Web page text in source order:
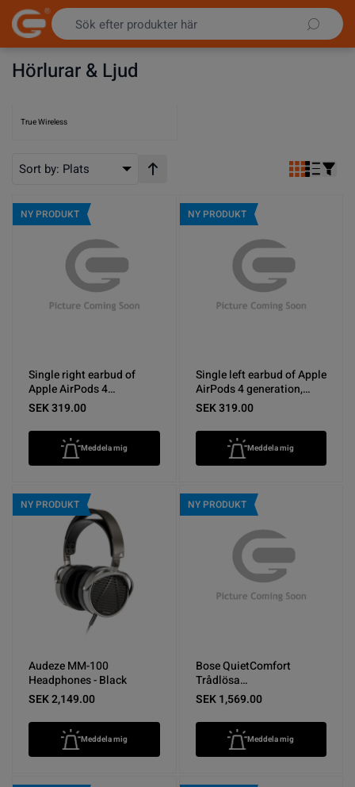
Hoppa till innehållet
Hörlurar & Ljud
True Wireless
Sort by: Plats Stigande ordning
NY PRODUKT
Single right earbud of
Apple AirPods 4
generation, swithout
SEK 319.00
Meddela mig
NY PRODUKT
Single left earbud of Apple
AirPods 4 generation,
swithout charging case.
SEK 319.00
Meddela mig
NY PRODUKT
Audeze MM-100
Headphones - Black
SEK 2,149.00
Meddela mig
NY PRODUKT
Bose QuietComfort
Trådlösa
Brusreducerande Hörlurar
Chilled Lilac - Nyskick
SEK 1,569.00
Meddela mig